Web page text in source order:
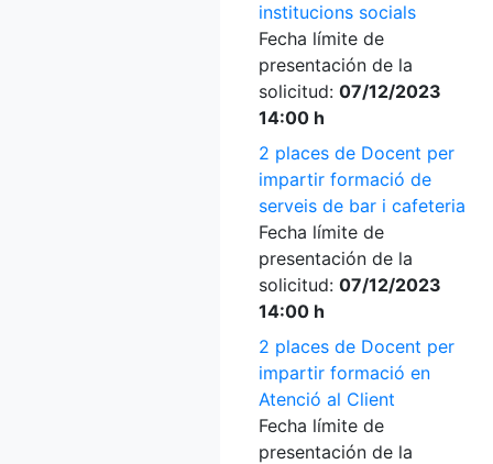
institucions socials
Fecha límite de
presentación de la
solicitud: 07/12/2023
14:00 h
2 places de Docent per
impartir formació de
serveis de bar i cafeteria
Fecha límite de
presentación de la
solicitud: 07/12/2023
14:00 h
2 places de Docent per
impartir formació en
Atenció al Client
Fecha límite de
presentación de la